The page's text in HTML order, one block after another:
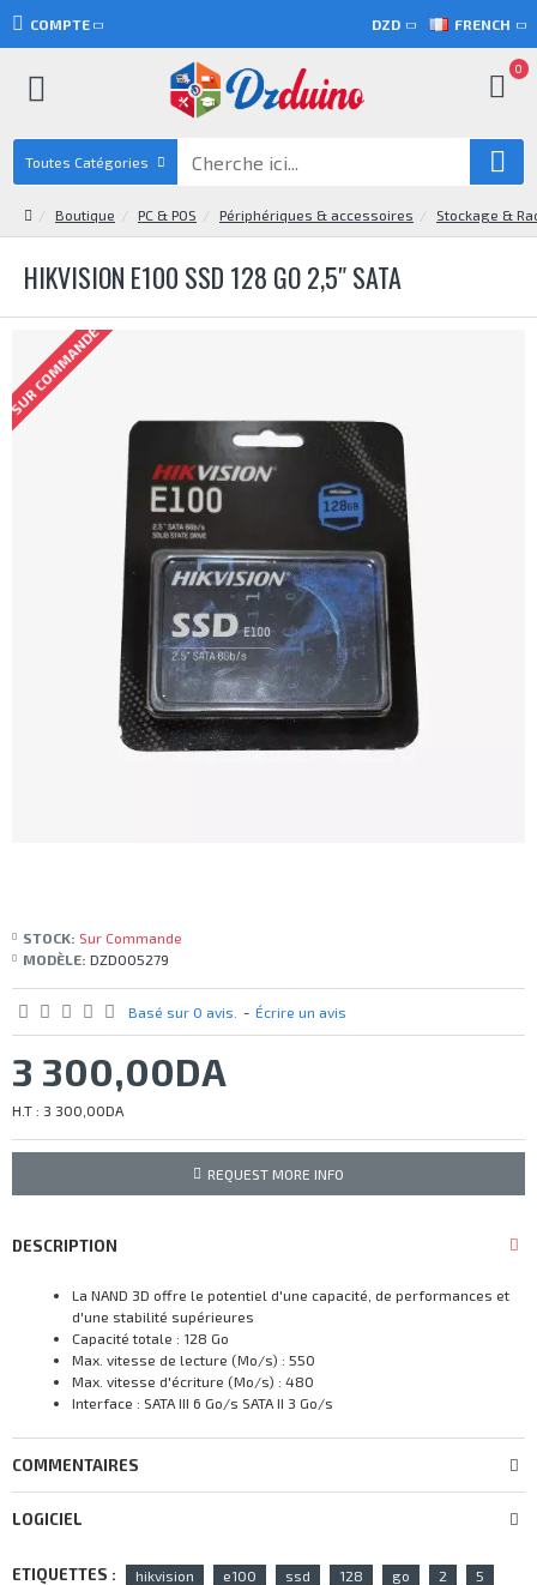
COMPTE DZD FRENCH
0
Toutes Catégories
Boutique PC & POS Périphériques & accessoires Stockage &
HIKVISION E100 SSD 128 GO 2,5″ SATA
SUR COMMANDE
STOCK: Sur Commande
MODÈLE: DZD005279
Basé sur 0 avis. - Écrire un avis
3 300,00DA
H.T : 3 300,00DA
REQUEST MORE INFO
DESCRIPTION
La NAND 3D offre le potentiel d'une capacité, de performances et
d'une stabilité supérieures
Capacité totale : 128 Go
Max. vitesse de lecture (Mo/s) : 550
Max. vitesse d'écriture (Mo/s) : 480
Interface : SATA III 6 Go/s SATA II 3 Go/s
COMMENTAIRES
LOGICIEL
ETIQUETTES : hikvision e100 ssd 128 go 2
5